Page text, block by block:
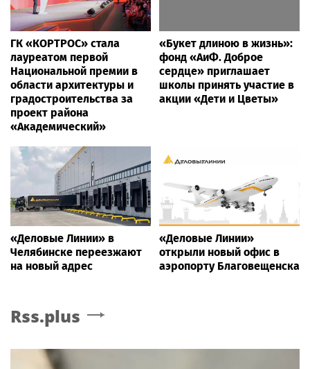
ГК «КОРТРОС» стала
лауреатом первой
Национальной премии в
области архитектуры и
градостроительства за
проект района
«Академический»
«Букет длиною в жизнь»:
фонд «АиФ. Доброе
сердце» приглашает
школы принять участие в
акции «Дети и Цветы»
«Деловые Линии» в
Челябинске переезжают
на новый адрес
«Деловые Линии»
открыли новый офис в
аэропорту Благовещенска
Rss.plus